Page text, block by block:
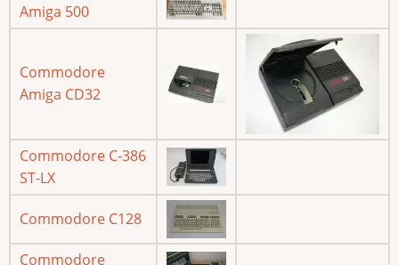
Amiga 500
Commodore
Amiga CD32
Commodore C-386
ST-LX
Commodore C128
Commodore